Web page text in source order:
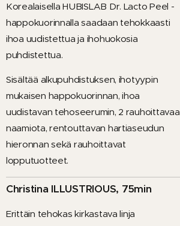
Korealaisella HUBISLAB Dr. Lacto Peel -
happokuorinnalla saadaan tehokkaasti
ihoa uudistettua ja ihohuokosia
puhdistettua.
Sisältää alkupuhdistuksen, ihotyypin
mukaisen happokuorinnan, ihoa
uudistavan tehoseerumin, 2 rauhoittavaa
naamiota, rentouttavan hartiaseudun
hieronnan sekä rauhoittavat
lopputuotteet.
Christina ILLUSTRIOUS, 75min
Erittäin tehokas kirkastava linja